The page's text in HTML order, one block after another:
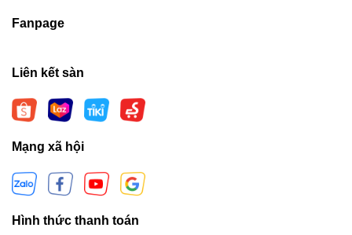
Fanpage
Liên kết sàn
Mạng xã hội
Hình thức thanh toán